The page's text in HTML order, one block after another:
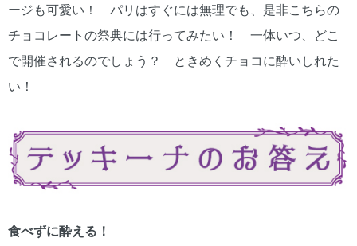
ージも可愛い！ パリはすぐには無理でも、是非こちらの
チョコレートの祭典には行ってみたい！ 一体いつ、どこ
で開催されるのでしょう？ ときめくチョコに酔いしれた
い！
食べずに酔える！